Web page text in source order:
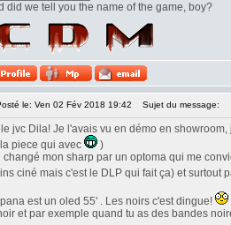
did we tell you the name of the game, boy?
le: Ven 02 Fév 2018 19:42 Sujet du message:
jvc Dila! Je l'avais vu en démo en
piece qui avec
)
changé mon sharp par un optoma qui me
ciné mais c'est le DLP qui fait ça) et
est un oled 55' . Les noirs c'est dingue!
et par exemple quand tu as des bandes